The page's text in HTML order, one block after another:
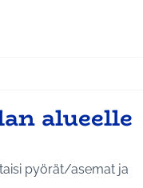
alueelle
pyörät/asemat ja